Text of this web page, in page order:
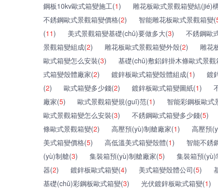
鋼板10kv歐式箱變施工(1)
雕花板歐式景觀箱變結(jié)
不銹鋼歐式景觀箱變價格(2) 智能雕花板歐式景觀箱變(
(11) 美式景觀箱變基礎(chǔ)要做多大(3)
不銹鋼歐
景觀箱變組成(2) 雕花板歐式景觀箱變外殼(2)
雕花
歐式箱變怎么安裝(3)
基礎(chǔ)敷鋁鋅掛木條歐式景觀
式箱變殼體廠家(2) 鍍鋅板歐式箱變殼體組成(1)
鍍
(2) 歐式箱變多少錢(2) 鍍鋅板歐式箱變圖紙(1)
廠家(5) 歐式景觀箱變規(guī)范(1)
智能彩鋼板歐式
歐式景觀箱變怎么安裝(3) 不銹鋼歐式箱變多少錢(5)
條歐式景觀箱變(2) 高壓預(yù)制艙廠家(1)
高壓預
美式箱變價格(5) 高低溫美式箱變殼體(1)
智能不銹
(yù)制艙(3) 集裝箱預(yù)制艙廠家(5)
集裝箱預
器(2) 鍍鋅板歐式箱變(4) 美式箱變殼體公司(5)
基礎(chǔ)彩鋼板歐式箱變(3) 光伏鍍鋅板歐式箱變(1)